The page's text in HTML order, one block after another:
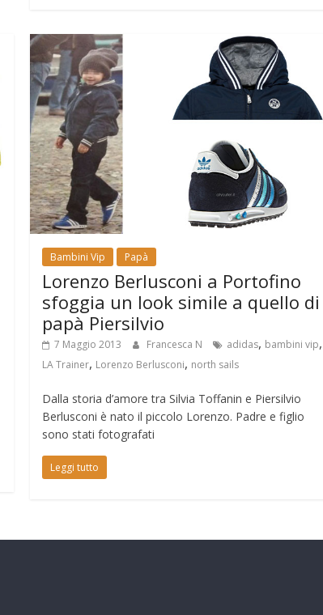
Bambini Vip Papà
Lorenzo Berlusconi a Portofino
sfoggia un look simile a quello di
papà Piersilvio
7 Maggio 2013 Francesca N adidas, bambini vip,
LA Trainer, Lorenzo Berlusconi, north sails
Dalla storia d’amore tra Silvia Toffanin e Piersilvio
Berlusconi è nato il piccolo Lorenzo. Padre e figlio
sono stati fotografati
Leggi tutto